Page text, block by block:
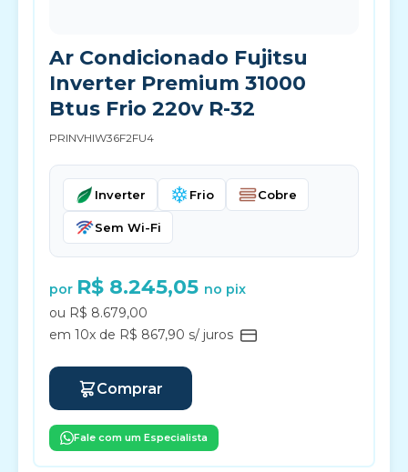
Ar Condicionado Fujitsu
Inverter Premium 31000
Btus Frio 220v R-32
PRINVHIW36F2FU4
Inverter Frio Cobre
Sem Wi-Fi
por R$ 8.245,05 no pix
ou R$ 8.679,00
em 10x de R$ 867,90 s/ juros
Comprar
Fale com um Especialista